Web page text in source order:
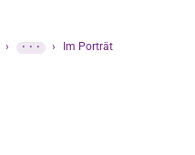
› ··· › Im Porträt